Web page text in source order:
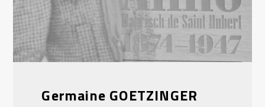
Germaine GOETZINGER